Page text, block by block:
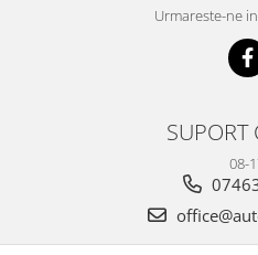
Urmareste-ne
SUPORT
08-